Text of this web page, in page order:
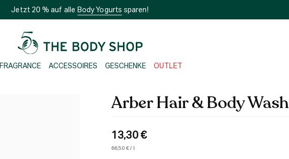
FRAGRANCE ACCESSOIRES GESCHENKE OUTLET
Jetzt 20 % auf alle Body Yogurts sparen!
Arber Hair & Body Wash
13,30 €
Einheitspreis
66,50 € /pro